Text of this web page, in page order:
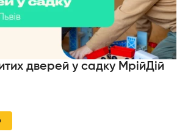
дверей у садку МрійДій